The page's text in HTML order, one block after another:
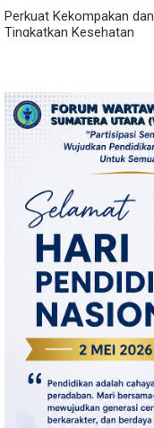
Perkuat Kekompakan dan
Tingkatkan Kesehatan